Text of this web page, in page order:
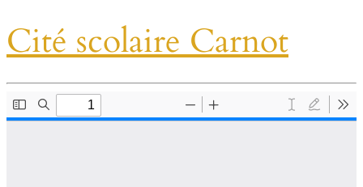
Cité scolaire Carnot